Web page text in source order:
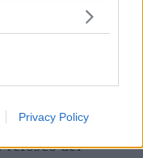
You may click to
in below Google
Privacy Policy
Giulia
a 3 anni –
invecchiato –
del